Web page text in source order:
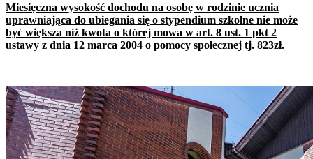
Miesięczna wysokość dochodu na osobę w rodzinie ucznia
uprawniająca do ubiegania się o stypendium szkolne nie może
być większa niż kwota o której mowa w art. 8 ust. 1 pkt 2
ustawy z dnia 12 marca 2004 o pomocy społecznej tj. 823zł.